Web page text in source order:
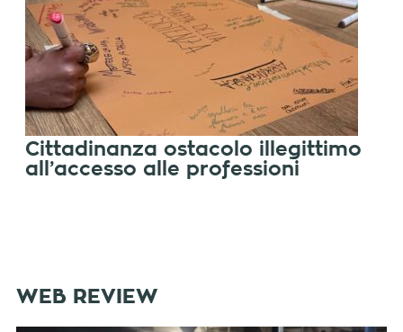
Cittadinanza ostacolo illegittimo
all’accesso alle professioni
WEB REVIEW